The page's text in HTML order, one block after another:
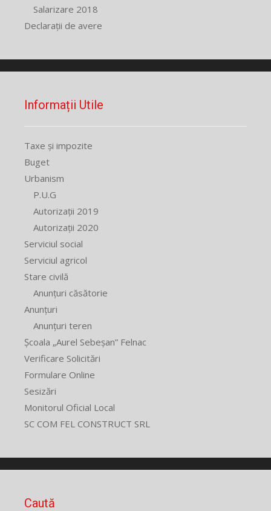
Salarizare 2018
Declarații de avere
Informații Utile
Taxe și impozite
Buget
Urbanism
P.U.G
Autorizații 2019
Autorizații 2020
Serviciul social
Serviciul agricol
Stare civilă
Anunțuri căsătorie
Anunțuri
Anunțuri teren
Școala „Aurel Sebeșan” Felnac
Verificare Solicitări
Formulare Online
Sesizări
Monitorul Oficial Local
SC COM FEL CONSTRUCT SRL
Caută